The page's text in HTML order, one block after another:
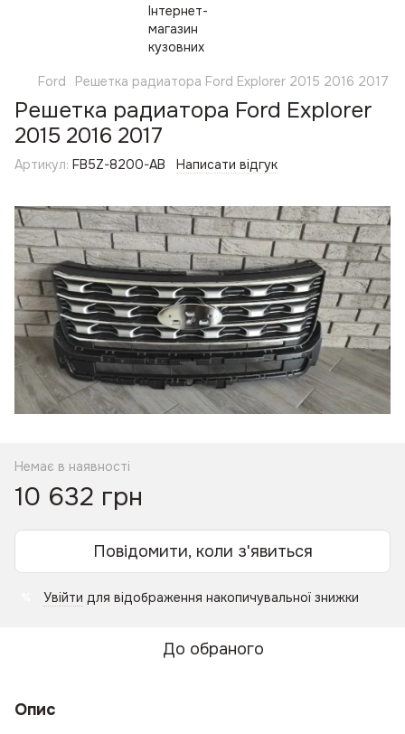
Ford Решетка радиатора Ford Explorer 2015 2016 2017
Решетка радиатора Ford Explorer
2015 2016 2017
Артикул: FB5Z-8200-AB Написати відгук
Немає в наявності
10 632 грн
Повідомити, коли з'явиться
Увійти для відображення накопичувальної знижки
До обраного
Опис